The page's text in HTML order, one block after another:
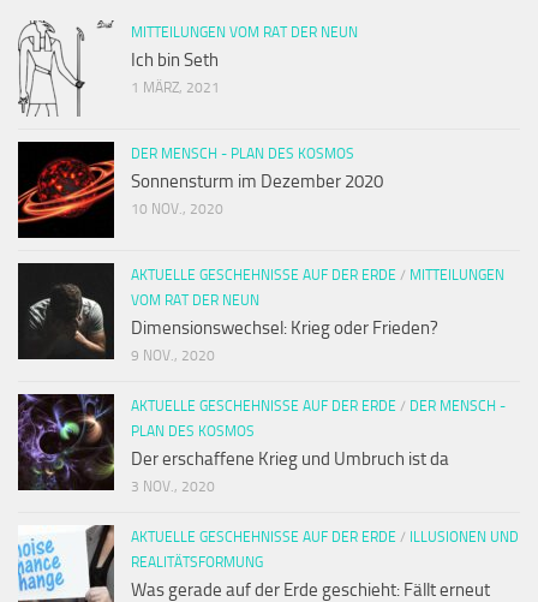
MITTEILUNGEN VOM RAT DER NEUN
Ich bin Seth
1 MÄRZ, 2021
DER MENSCH - PLAN DES KOSMOS
Sonnensturm im Dezember 2020
10 NOV., 2020
AKTUELLE GESCHEHNISSE AUF DER ERDE / MITTEILUNGEN
VOM RAT DER NEUN
Dimensionswechsel: Krieg oder Frieden?
9 NOV., 2020
AKTUELLE GESCHEHNISSE AUF DER ERDE / DER MENSCH -
PLAN DES KOSMOS
Der erschaffene Krieg und Umbruch ist da
3 NOV., 2020
AKTUELLE GESCHEHNISSE AUF DER ERDE /
ILLUSIONEN UND
REALITÄTSFORMUNG
Was gerade auf der Erde geschieht: Fällt erneut